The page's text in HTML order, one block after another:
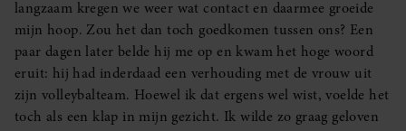
langzaam kregen we weer wat contact en daarmee groeide
mijn hoop. Zou het dan toch goedkomen tussen ons? Een
paar dagen later belde hij me op en kwam het hoge woord
eruit: hij had inderdaad een verhouding met de vrouw uit
zijn volleybalteam. Hoewel ik dat ergens wel wist, voelde het
toch als een klap in mijn gezicht. Ik wilde zo graag geloven